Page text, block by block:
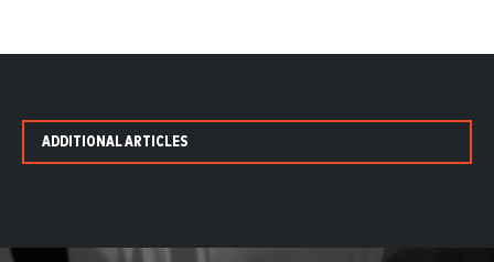
ADDITIONAL ARTICLES